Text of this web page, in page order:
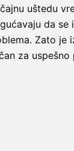
uštedu
da se
Zato je
za uspešno